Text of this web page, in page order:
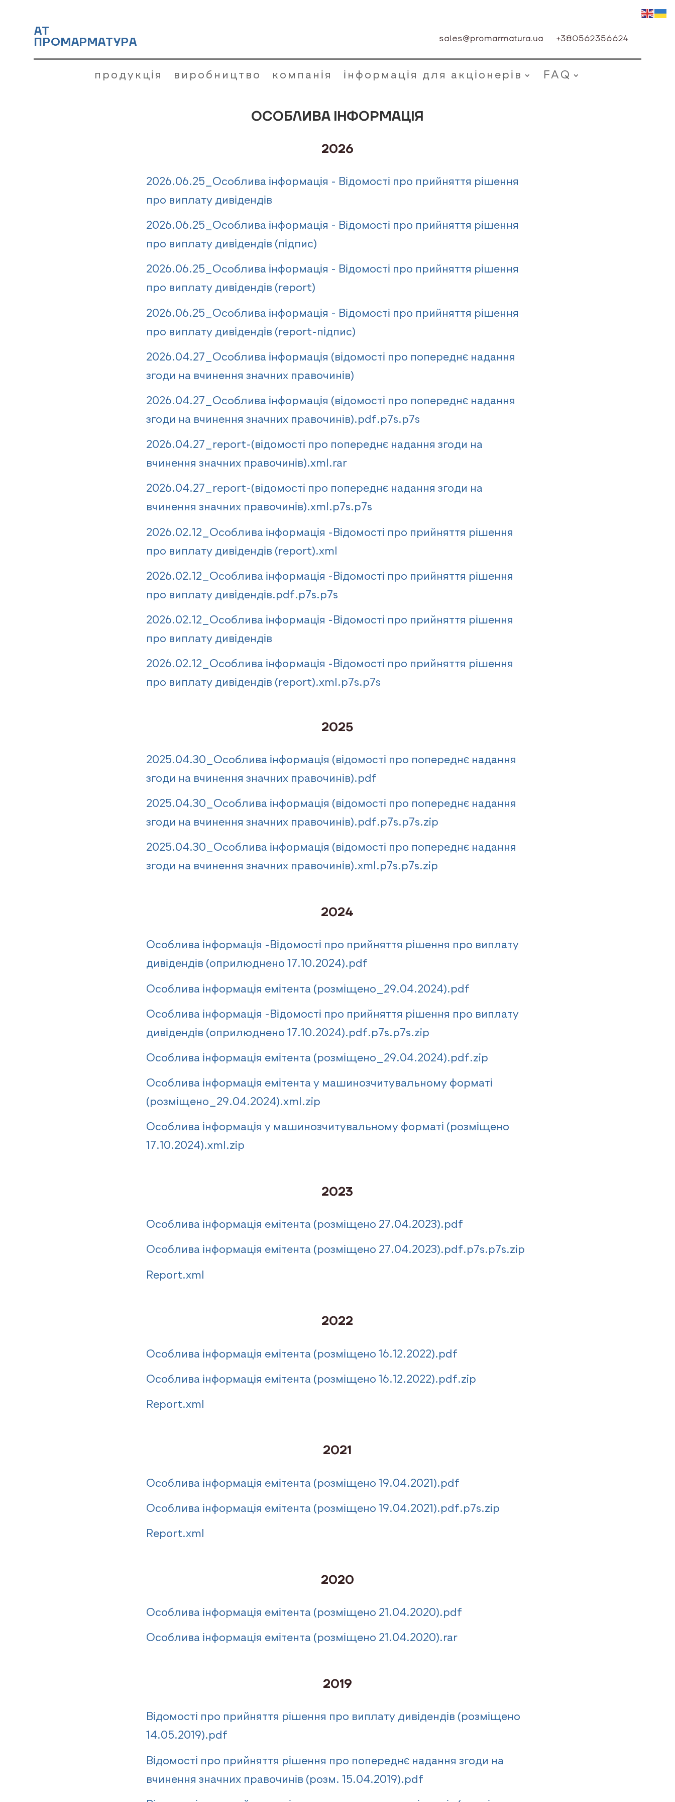
АТ
ПРОМАРМАТУРА sales@promarmatura.ua +380562356624
продукція виробництво компанія інформація для акціонерів FAQ
ОСОБЛИВА ІНФОРМАЦІЯ
2026
2026.06.25_Особлива інформація - Відомості про прийняття рішення
про виплату дивідендів
2026.06.25_Особлива інформація - Відомості про прийняття рішення
про виплату дивідендів (підпис)
2026.06.25_Особлива інформація - Відомості про прийняття рішення
про виплату дивідендів (report)
2026.06.25_Особлива інформація - Відомості про прийняття рішення
про виплату дивідендів (report-підпис)
2026.04.27_Особлива інформація (відомості про попереднє надання
згоди на вчинення значних правочинів)
2026.04.27_Особлива інформація (відомості про попереднє надання
згоди на вчинення значних правочинів).pdf.p7s.p7s
2026.04.27_report-(відомості про попереднє надання згоди на
вчинення значних правочинів).xml.rar
2026.04.27_report-(відомості про попереднє надання згоди на
вчинення значних правочинів).xml.p7s.p7s
2026.02.12_Особлива інформація -Відомості про прийняття рішення
про виплату дивідендів (report).xml
2026.02.12_Особлива інформація -Відомості про прийняття рішення
про виплату дивідендів.pdf.p7s.p7s
2026.02.12_Особлива інформація -Відомості про прийняття рішення
про виплату дивідендів
2026.02.12_Особлива інформація -Відомості про прийняття рішення
про виплату дивідендів (report).xml.p7s.p7s
2025
2025.04.30_Особлива інформація (відомості про попереднє надання
згоди на вчинення значних правочинів).pdf
2025.04.30_Особлива інформація (відомості про попереднє надання
згоди на вчинення значних правочинів).pdf.p7s.p7s.zip
2025.04.30_Особлива інформація (відомості про попереднє надання
згоди на вчинення значних правочинів).xml.p7s.p7s.zip
2024
Особлива інформація -Відомості про прийняття рішення про виплату
дивідендів (оприлюднено 17.10.2024).pdf
Особлива інформація емітента (розміщено_29.04.2024).pdf
Особлива інформація -Відомості про прийняття рішення про виплату
дивідендів (оприлюднено 17.10.2024).pdf.p7s.p7s.zip
Особлива інформація емітента (розміщено_29.04.2024).pdf.zip
Особлива інформація емітента у машинозчитувальному форматі
(розміщено_29.04.2024).xml.zip
Особлива інформація у машинозчитувальному форматі (розміщено
17.10.2024).xml.zip
2023
Особлива інформація емітента (розміщено 27.04.2023).pdf
Особлива інформація емітента (розміщено 27.04.2023).pdf.p7s.p7s.zip
Report.xml
2022
Особлива інформація емітента (розміщено 16.12.2022).pdf
Особлива інформація емітента (розміщено 16.12.2022).pdf.zip
Report.xml
2021
Особлива інформація емітента (розміщено 19.04.2021).pdf
Особлива інформація емітента (розміщено 19.04.2021).pdf.p7s.zip
Report.xml
2020
Особлива інформація емітента (розміщено 21.04.2020).pdf
Особлива інформація емітента (розміщено 21.04.2020).rar
2019
Відомості про прийняття рішення про виплату дивідендів (розміщено
14.05.2019).pdf
Відомості про прийняття рішення про попереднє надання згоди на
вчинення значних правочинів (розм. 15.04.2019).pdf